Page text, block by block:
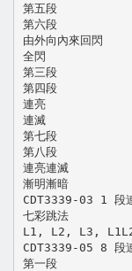
第五段
第六段
由外向內來回閃
全閃
第三段
第四段
連亮
連滅
第七段
第八段
連亮連滅
漸明漸暗
CDT3339-03 1 段
七彩跳法
L1, L2, L3,
CDT3339-05 8 段
第一段